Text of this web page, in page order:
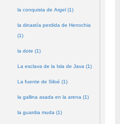
la conquista de Argel (1)
la dinastía perdida de Henochia
(1)
la dote (1)
La esclava de la Isla de Java (1)
La fuente de Siloé (1)
la gallina asada en la arena (1)
la guardia muda (1)